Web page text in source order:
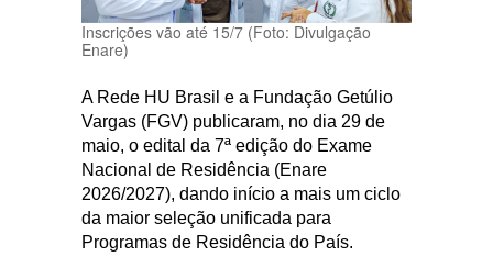
Inscrições vão até 15/7 (Foto: Divulgação
Enare)
A Rede HU Brasil e a Fundação Getúlio
Vargas (FGV) publicaram, no dia 29 de
maio, o edital da 7ª edição do Exame
Nacional de Residência (Enare
2026/2027), dando início a mais um ciclo
da maior seleção unificada para
Programas de Residência do País.